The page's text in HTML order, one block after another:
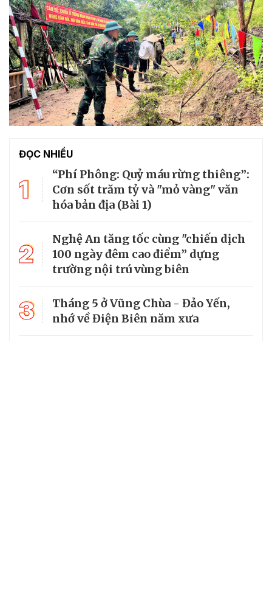
ĐỌC NHIỀU
1
“Phí Phông: Quỷ máu rừng thiêng”:
Cơn sốt trăm tỷ và "mỏ vàng" văn
hóa bản địa (Bài 1)
2
Nghệ An tăng tốc cùng "chiến dịch
100 ngày đêm cao điểm” dựng
trường nội trú vùng biên
3
Tháng 5 ở Vũng Chùa - Đảo Yến,
nhớ về Điện Biên năm xưa